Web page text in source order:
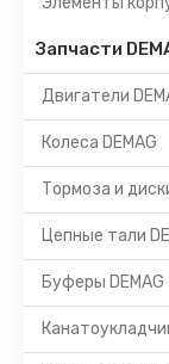
Запчасти
Двигатели
Колеса DEMAG
Тормоза и
Цепные тали
Буферы DEMAG